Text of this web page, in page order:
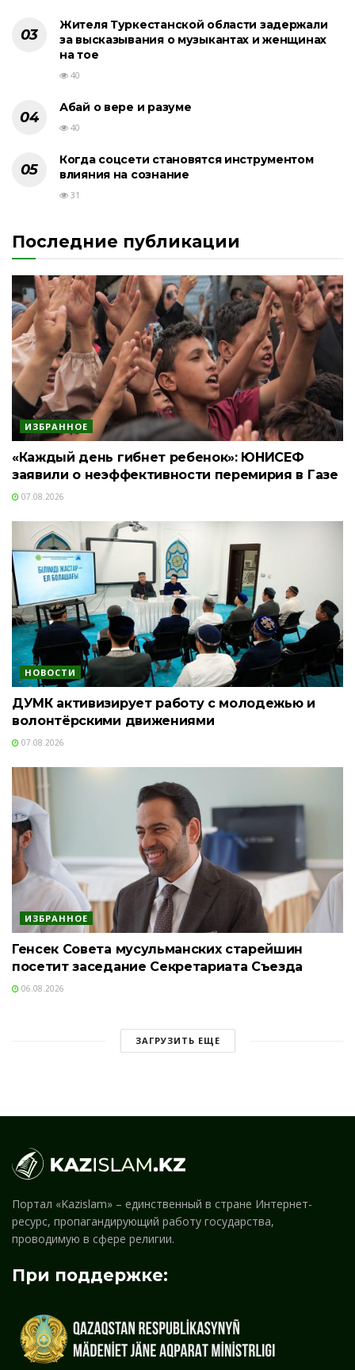
Жителя Туркестанской области задержали
за высказывания о музыкантах и женщинах
на тое
40
Абай о вере и разуме
40
Когда соцсети становятся инструментом
влияния на сознание
31
Последние публикации
ИЗБРАННОЕ
«Каждый день гибнет ребенок»: ЮНИСЕФ
заявили о неэффективности перемирия в Газе
07.08.2026
НОВОСТИ
ДУМК активизирует работу с молодежью и
волонтёрскими движениями
07.08.2026
ИЗБРАННОЕ
Генсек Совета мусульманских старейшин
посетит заседание Секретариата Съезда
06.08.2026
ЗАГРУЗИТЬ ЕЩЕ
Портал «Kazislam» – единственный в стране Интернет-
ресурс, пропагандирующий работу государства,
проводимую в сфере религии.
При поддержке: